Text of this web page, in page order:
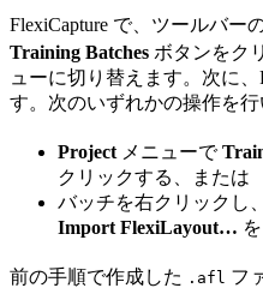
FlexiCapture で、ツールバー
Training Batches ボタンをク
ューに切り替えます。次に
す。次のいずれかの操作を行
Project メニューで
クリックする、または
バッチを右クリックし
Import FlexiLayout…
前の手順で作成した .afl フ